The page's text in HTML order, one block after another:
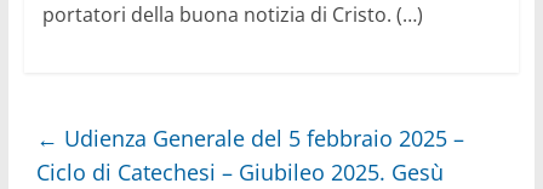
portatori della buona notizia di Cristo. (…)
← Udienza Generale del 5 febbraio 2025 –
Ciclo di Catechesi – Giubileo 2025. Gesù